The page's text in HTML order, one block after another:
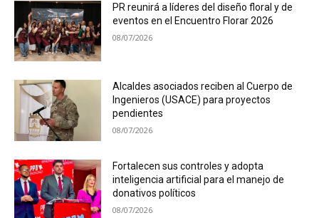
PR reunirá a líderes del diseño floral y de
eventos en el Encuentro Florar 2026
08/07/2026
Alcaldes asociados reciben al Cuerpo de
Ingenieros (USACE) para proyectos
pendientes
08/07/2026
Fortalecen sus controles y adopta
inteligencia artificial para el manejo de
donativos políticos
08/07/2026